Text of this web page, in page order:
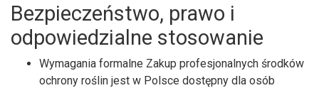
Bezpieczeństwo, prawo i
odpowiedzialne stosowanie
Wymagania formalne Zakup profesjonalnych środków
ochrony roślin jest w Polsce dostępny dla osób